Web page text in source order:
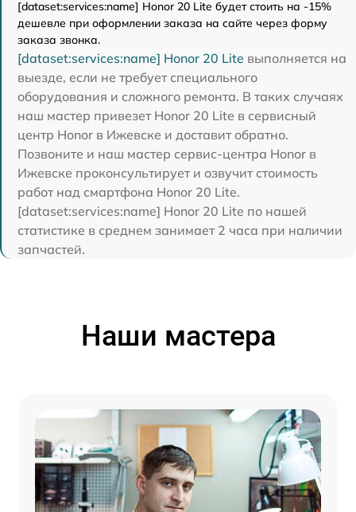
[dataset:services:name] Honor 20 Lite будет стоить на -15%
дешевле при оформлении заказа на сайте через форму
заказа звонка.
[dataset:services:name] Honor 20 Lite выполняется на
выезде, если не требует специального
оборудования и сложного ремонта. В таких случаях
наш мастер привезет Honor 20 Lite в сервисный
центр Honor в Ижевске и доставит обратно.
Позвоните и наш мастер сервис-центра Honor в
Ижевске проконсультирует и озвучит стоимость
работ над смартфона Honor 20 Lite.
[dataset:services:name] Honor 20 Lite по нашей
статистике в среднем занимает 2 часа при наличии
запчастей.
Наши мастера